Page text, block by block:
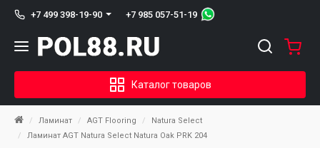
+7 499 398-19-90 +7 985 057-51-19
Каталог товаров
Ламинат AGT Flooring
Natura Select
Ламинат AGT Natura Select Natura Oak PRK 204